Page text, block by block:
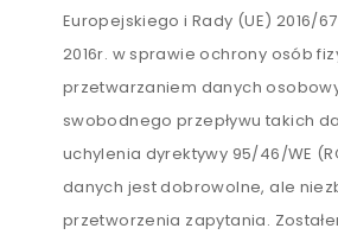
Europejskiego i Rady (UE) 2016/
2016r. w sprawie ochrony osób
przetwarzaniem danych
swobodnego przepływu takich
uchylenia dyrektywy 95/46/WE
danych jest dobrowolne, ale
przetworzenia zapytania.